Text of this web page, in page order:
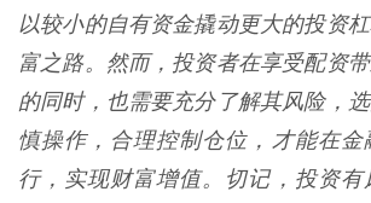
以较小的自有资金撬动更大的投资
富之路。然而，投资者在享受配资
的同时，也需要充分了解其风险，
慎操作，合理控制仓位，才能在金
行，实现财富增值。切记，投资有